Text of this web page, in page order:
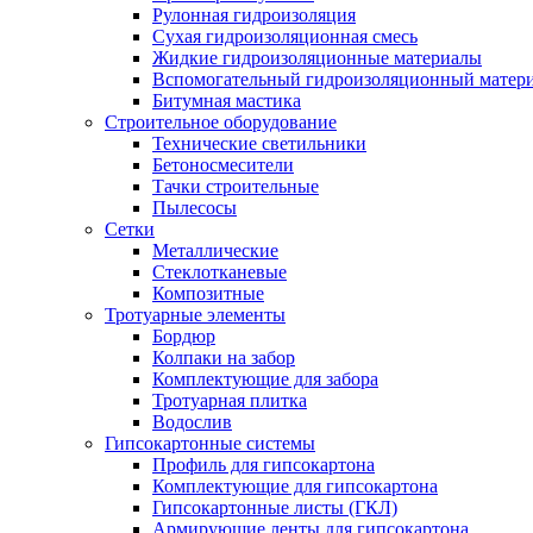
Рулонная гидроизоляция
Сухая гидроизоляционная смесь
Жидкие гидроизоляционные материалы
Вспомогательный гидроизоляционный
Битумная мастика
Строительное оборудование
Технические светильники
Бетоносмесители
Тачки строительные
Пылесосы
Сетки
Металлические
Стеклотканевые
Композитные
Тротуарные элементы
Бордюр
Колпаки на забор
Комплектующие для забора
Тротуарная плитка
Водослив
Гипсокартонные системы
Профиль для гипсокартона
Комплектующие для гипсокартона
Гипсокартонные листы (ГКЛ)
Армирующие ленты для гипсокартона